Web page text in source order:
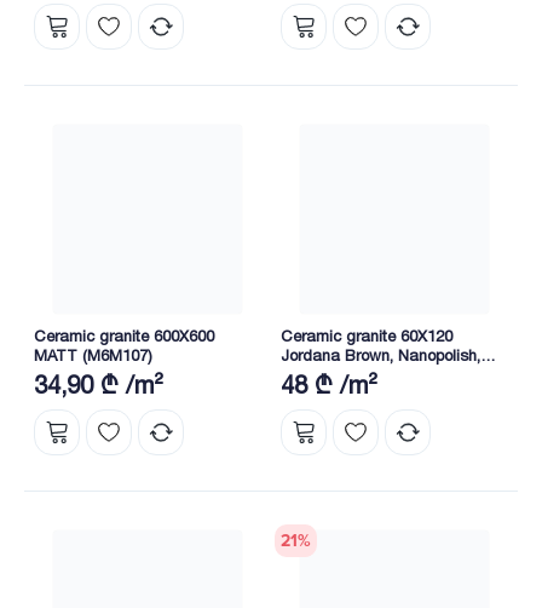
Ceramic granite 600X600
MATT (M6M107)
34,90 ₾ /m²
Ceramic granite 60X120
Jordana Brown, Nanopolish,
Grade A
48 ₾ /m²
21%